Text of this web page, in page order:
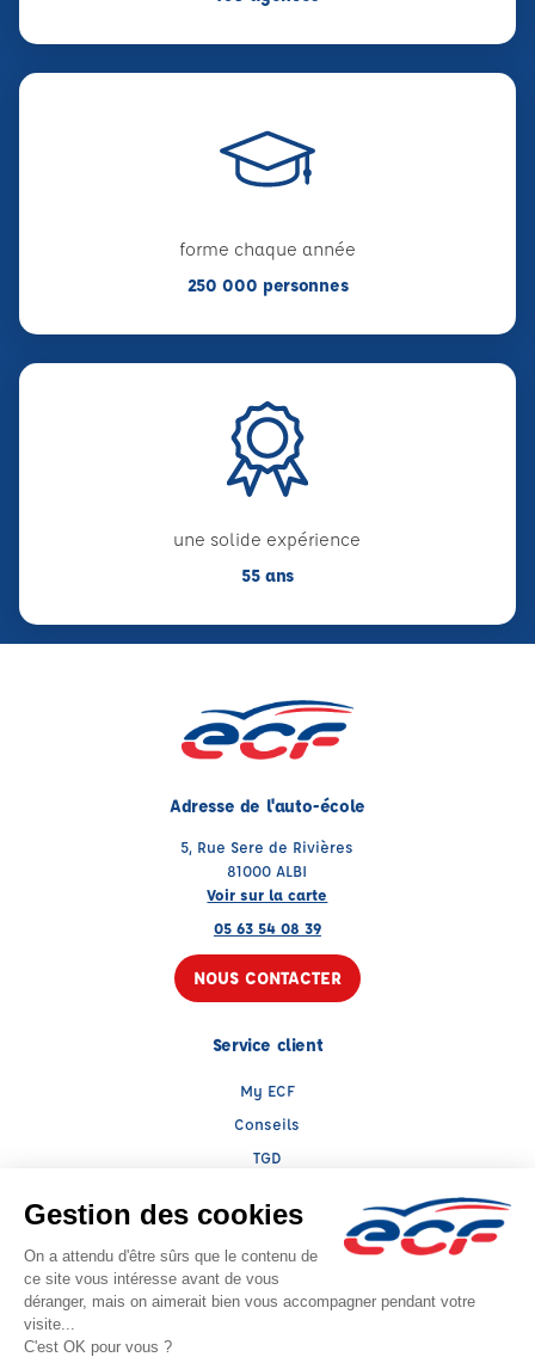
forme chaque année
250 000 personnes
une solide expérience
55 ans
Adresse de l'auto-école
5, Rue Sere de Rivières
81000 ALBI
Voir sur la carte
05 63 54 08 39
NOUS CONTACTER
Service client
My ECF
Conseils
TGD
Le groupe ECF
Présentation
Trouver une agence